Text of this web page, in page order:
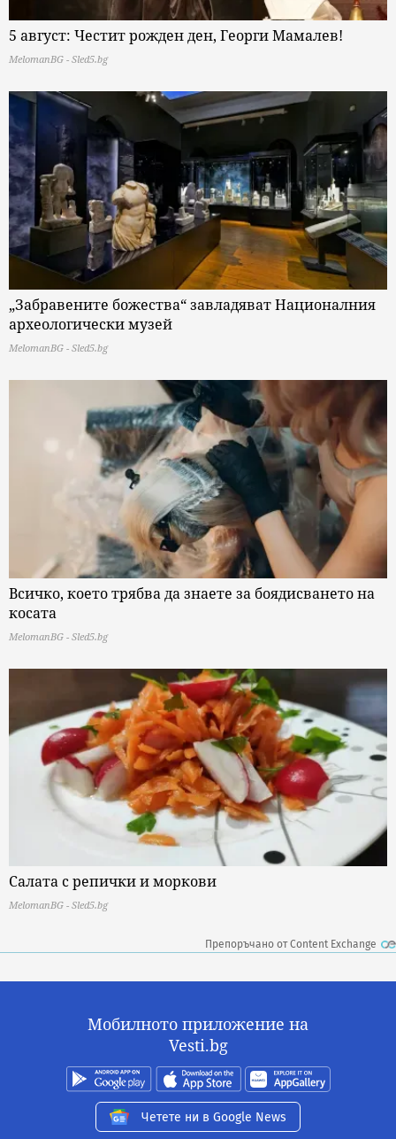
5 август: Честит рожден ден, Георги Мамалев!
MelomanBG - Sled5.bg
„Забравените божества“ завладяват Националния
археологически музей
MelomanBG - Sled5.bg
Всичко, което трябва да знаете за боядисването на
косата
MelomanBG - Sled5.bg
Салата с репички и моркови
MelomanBG - Sled5.bg
Препоръчано от Content Exchange
Мобилното приложение на
Vesti.bg
Четете ни в Google News